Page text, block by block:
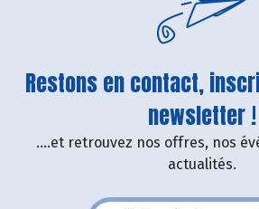
Restons en contact,
newsletter !
....et retrouvez nos offres, nos
actualités.